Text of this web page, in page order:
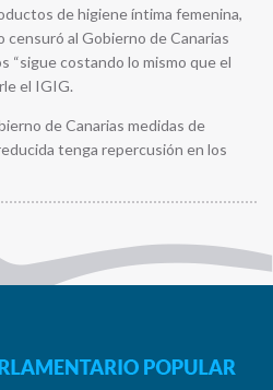
de higiene íntima femenina,
censuró al Gobierno de Canarias
costando lo mismo que el
el IGIG.
de Canarias medidas de
tenga repercusión en los